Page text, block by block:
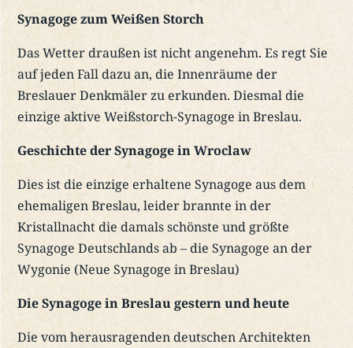
Synagoge zum Weißen Storch
Das Wetter draußen ist nicht angenehm. Es regt Sie
auf jeden Fall dazu an, die Innenräume der
Breslauer Denkmäler zu erkunden. Diesmal die
einzige aktive Weißstorch-Synagoge in Breslau.
Geschichte der Synagoge in Wroclaw
Dies ist die einzige erhaltene Synagoge aus dem
ehemaligen Breslau, leider brannte in der
Kristallnacht die damals schönste und größte
Synagoge Deutschlands ab – die Synagoge an der
Wygonie (Neue Synagoge in Breslau)
Die Synagoge in Breslau gestern und heute
Die vom herausragenden deutschen Architekten